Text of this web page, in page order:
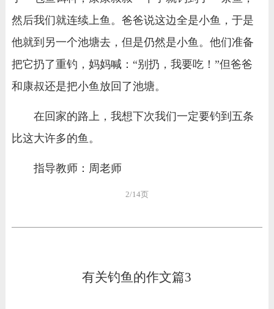
然后我们就连续上鱼。爸爸说这边全是小鱼，于是
他就到另一个池塘去，但是仍然是小鱼。他们准备
把它扔了重钓，妈妈喊：“别扔，我要吃！”但爸爸
和康叔还是把小鱼放回了池塘。
在回家的路上，我想下次我们一定要钓到五条
比这大许多的鱼。
指导教师：周老师
2/14页
有关钓鱼的作文篇3